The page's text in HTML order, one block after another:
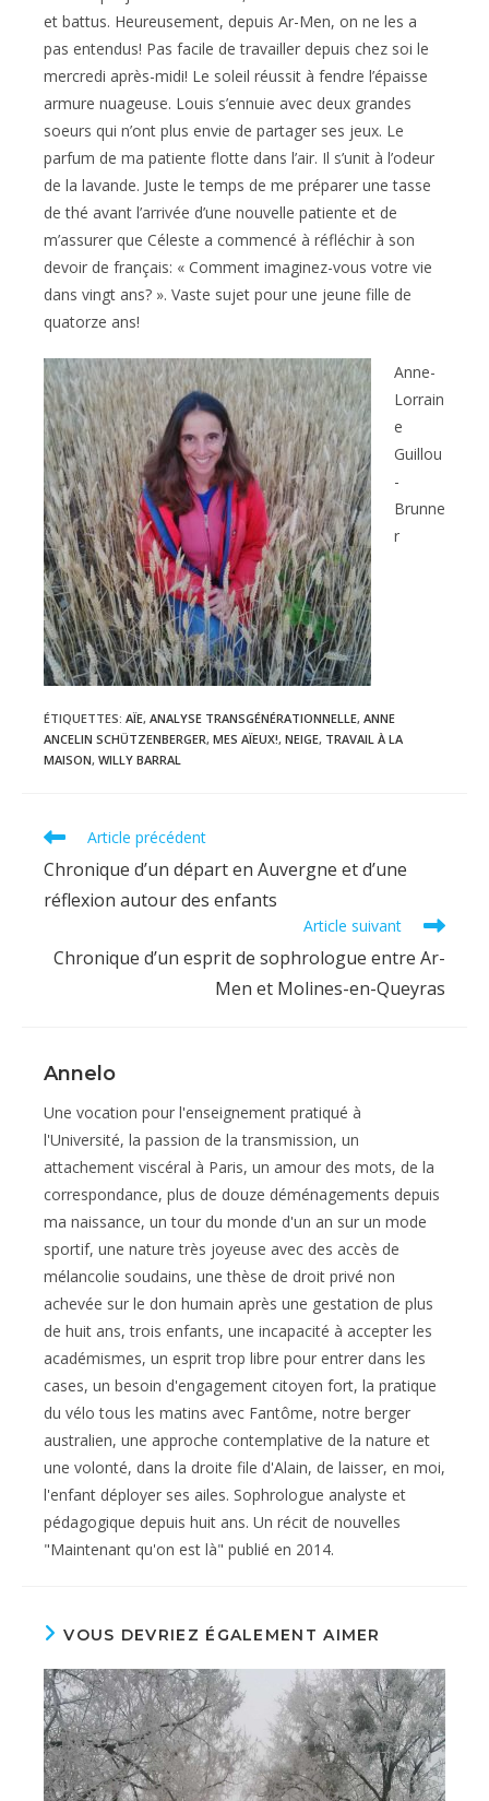
et battus. Heureusement, depuis Ar-Men, on ne les a
pas entendus! Pas facile de travailler depuis chez soi le
mercredi après-midi! Le soleil réussit à fendre l’épaisse
armure nuageuse. Louis s’ennuie avec deux grandes
soeurs qui n’ont plus envie de partager ses jeux. Le
parfum de ma patiente flotte dans l’air. Il s’unit à l’odeur
de la lavande. Juste le temps de me préparer une tasse
de thé avant l’arrivée d’une nouvelle patiente et de
m’assurer que Céleste a commencé à réfléchir à son
devoir de français: « Comment imaginez-vous votre vie
dans vingt ans? ». Vaste sujet pour une jeune fille de
quatorze ans!
Anne-
Lorrain
e
Guillou
-
Brunne
r
ÉTIQUETTES: AÏE, ANALYSE TRANSGÉNÉRATIONNELLE, ANNE
ANCELIN SCHÜTZENBERGER, MES AÏEUX!, NEIGE, TRAVAIL À LA
MAISON, WILLY BARRAL
Read
articles
Article précédent
Chronique d’un départ en Auvergne et d’une
réflexion autour des enfants
Article suivant
Chronique d’un esprit de sophrologue entre Ar-
Men et Molines-en-Queyras
Annelo
Une vocation pour l'enseignement pratiqué à
l'Université, la passion de la transmission, un
attachement viscéral à Paris, un amour des mots, de la
correspondance, plus de douze déménagements depuis
ma naissance, un tour du monde d'un an sur un mode
sportif, une nature très joyeuse avec des accès de
mélancolie soudains, une thèse de droit privé non
achevée sur le don humain après une gestation de plus
de huit ans, trois enfants, une incapacité à accepter les
académismes, un esprit trop libre pour entrer dans les
cases, un besoin d'engagement citoyen fort, la pratique
du vélo tous les matins avec Fantôme, notre berger
australien, une approche contemplative de la nature et
une volonté, dans la droite file d'Alain, de laisser, en moi,
l'enfant déployer ses ailes. Sophrologue analyste et
pédagogique depuis huit ans. Un récit de nouvelles
"Maintenant qu'on est là" publié en 2014.
VOUS DEVRIEZ ÉGALEMENT AIMER